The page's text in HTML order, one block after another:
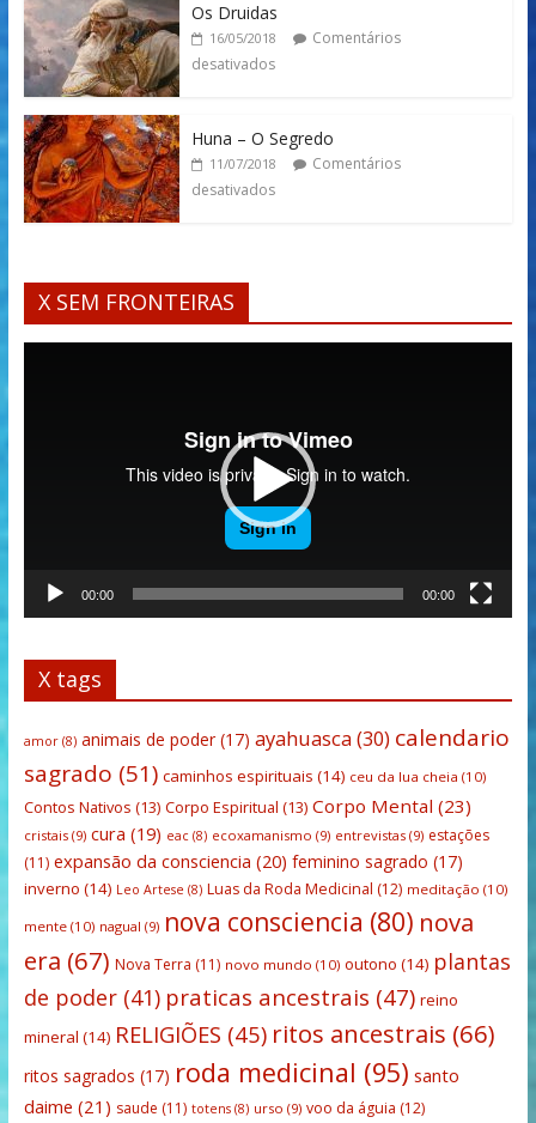
Os Druidas
16/05/2018
Comentários
desativados
Huna – O Segredo
11/07/2018
Comentários
desativados
X SEM FRONTEIRAS
00:00 00:00
X tags
amor(8) animais de poder(17) ayahuasca(30) calendario
sagrado (51) caminhos espirituais (14) ceu da lua cheia (10)
Contos Nativos (13) Corpo Espiritual (13) Corpo Mental (23)
cristais(9) cura (19) eac(8) ecoxamanismo (9) entrevistas(9) estações
(11) expansão da consciencia (20) feminino sagrado (17)
inverno (14) Leo Artese (8) Luas da Roda Medicinal (12) meditação (10)
mente(10) nagual (9) nova consciencia (80) nova
era (67) Nova Terra (11) novo mundo (10) outono (14) plantas
de poder(41) praticas ancestrais (47) reino
mineral (14) RELIGIÕES (45) ritos ancestrais (66)
ritos sagrados (17) roda medicinal (95) santo
daime (21) saude (11) totens(8) urso (9) voo da águia (12)